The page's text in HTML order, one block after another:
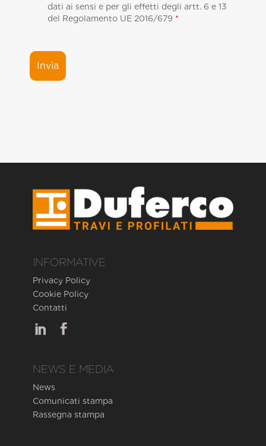
dati ai sensi e per gli effetti degli artt. 6 e 13
del Regolamento UE 2016/679 *
INFORMATIVE
Privacy Policy
Cookie Policy
Contatti
NEWS E MEDIA
News
Comunicati stampa
Rassegna stampa